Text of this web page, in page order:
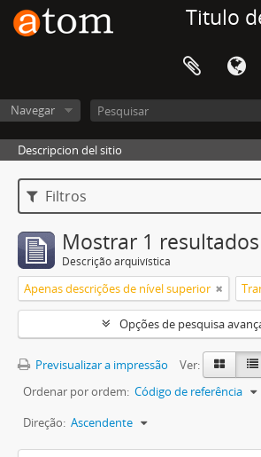
Titulo
Navegar
Descripcion del sitio
Filtros
Mostrar 1 resultados
Descrição arquivística
Apenas descrições de nível superior
Opções de pesquisa
Previsualizar a impressão
Ver:
Ordenar por ordem: Código de referência
Direção: Ascendente